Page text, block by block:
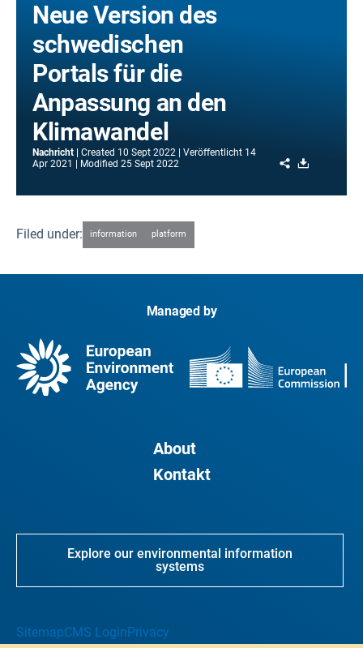
Neue Version des
schwedischen
Portals für die
Anpassung an den
Klimawandel
Nachricht Created 10 Sept 2022 Veröffentlicht 14
Apr 2021
Modified 25 Sept 2022 Share
Filed under: information platform
Managed by
About
Kontakt
Explore our environmental information
systems
SitemapCMS Login Privacy